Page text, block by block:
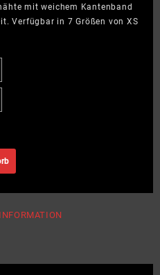
mit weichem Kantenband
Verfügbar in 7 Größen von XS